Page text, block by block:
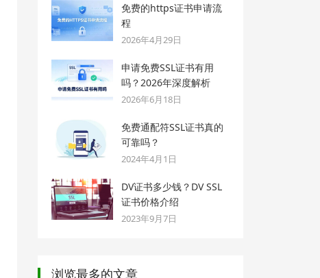
免费的https证书申请流
程
2026年4月29日
申请免费SSL证书有用
吗？2026年深度解析
2026年6月18日
免费通配符SSL证书真的
可靠吗？
2024年4月1日
DV证书多少钱？DV SSL
证书价格介绍
2023年9月7日
浏览最多的文章